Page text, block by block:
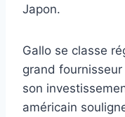
Japon.
Gallo se classe
grand
son
américain